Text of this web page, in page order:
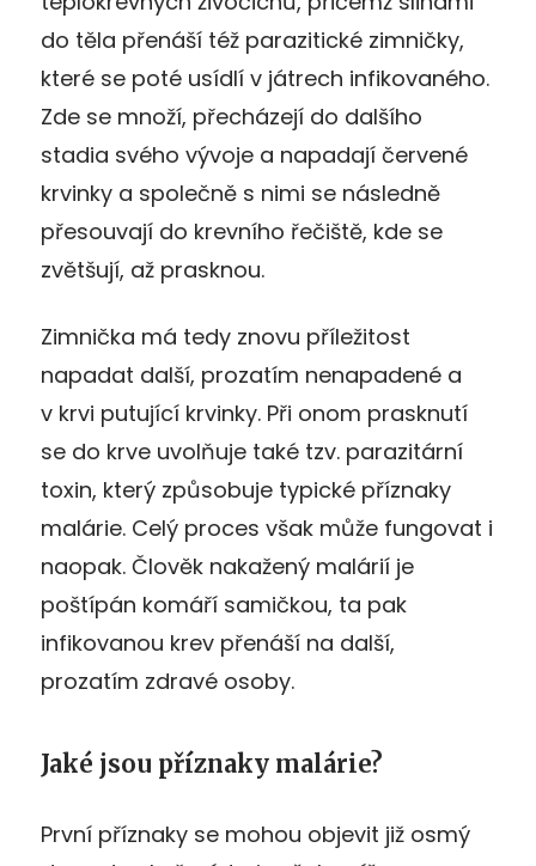
do těla přenáší též parazitické zimničky,
které se poté usídlí v játrech infikovaného.
Zde se množí, přecházejí do dalšího
stadia svého vývoje a napadají červené
krvinky a společně s nimi se následně
přesouvají do krevního řečiště, kde se
zvětšují, až prasknou.
Zimnička má tedy znovu příležitost
napadat další, prozatím nenapadené a
v krvi putující krvinky. Při onom prasknutí
se do krve uvolňuje také tzv. parazitární
toxin, který způsobuje typické příznaky
malárie. Celý proces však může fungovat i
naopak. Člověk nakažený malárií je
poštípán komáří samičkou, ta pak
infikovanou krev přenáší na další,
prozatím zdravé osoby.
Jaké jsou příznaky malárie?
První příznaky se mohou objevit již osmý